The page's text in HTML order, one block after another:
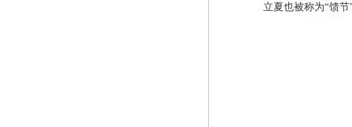
立夏也被称为“馈节